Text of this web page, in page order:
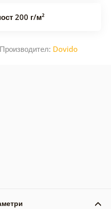
200 г/м²
Dovido